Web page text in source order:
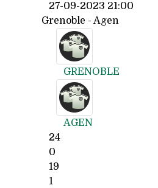
27-09-2023 21:00
Grenoble - Agen
GRENOBLE
AGEN
24
0
19
1